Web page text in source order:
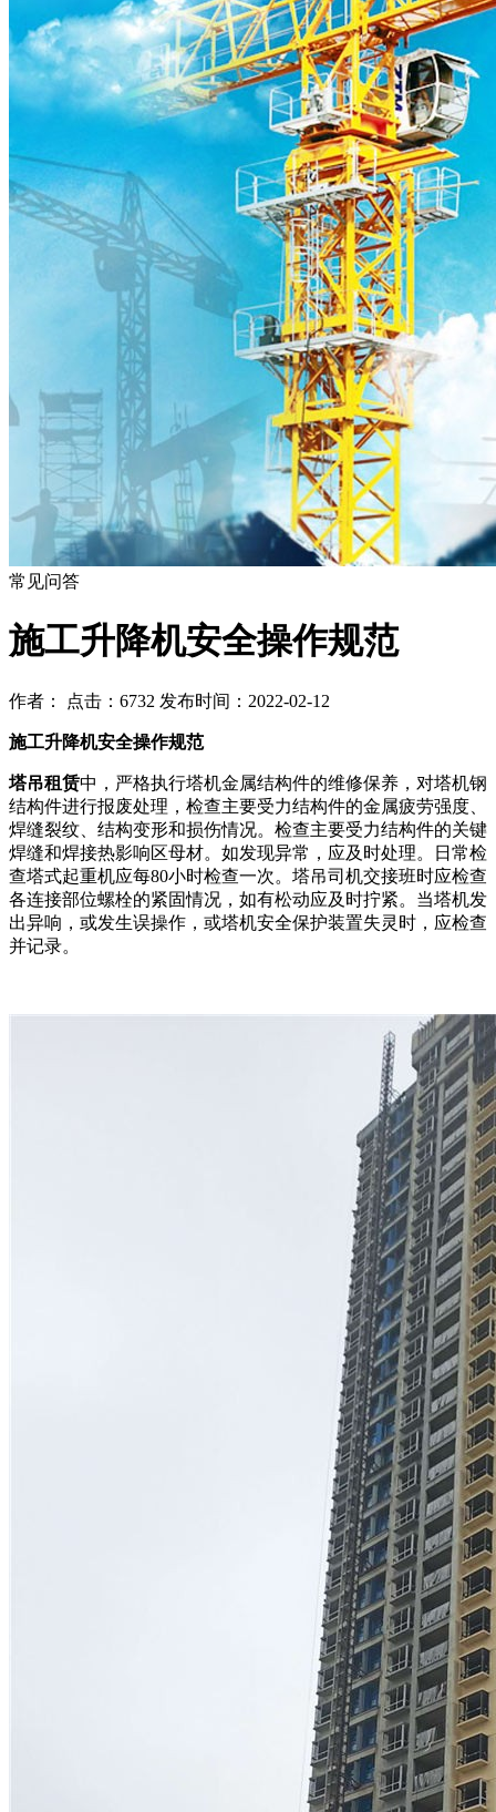
常见问答
施工升降机安全操作规范
作者： 点击：6732 发布时间：2022-02-12
施工升降机安全操作规范
塔吊租赁中，严格执行塔机金属结构件的维修保养，对塔机钢
结构件进行报废处理，检查主要受力结构件的金属疲劳强度、
焊缝裂纹、结构变形和损伤情况。检查主要受力结构件的关键
焊缝和焊接热影响区母材。如发现异常，应及时处理。日常检
查塔式起重机应每80小时检查一次。塔吊司机交接班时应检查
各连接部位螺栓的紧固情况，如有松动应及时拧紧。当塔机发
出异响，或发生误操作，或塔机安全保护装置失灵时，应检查
并记录。